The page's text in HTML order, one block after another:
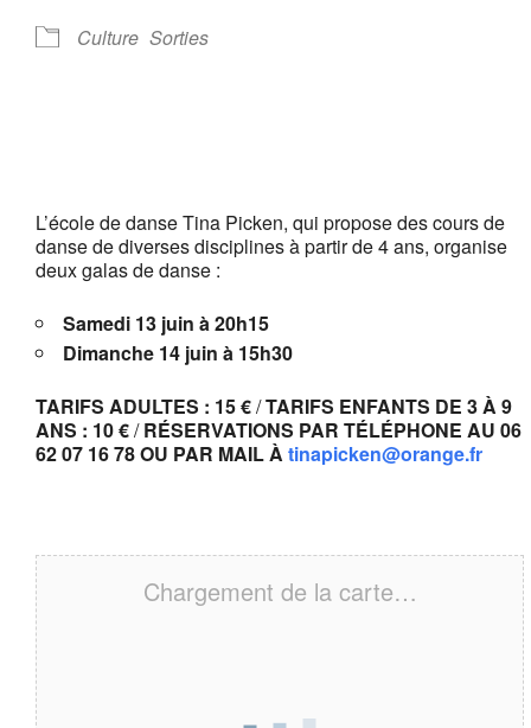
Culture Sorties
L’école de danse Tina Picken, qui propose des cours de
danse de diverses disciplines à partir de 4 ans, organise
deux galas de danse :
Samedi 13 juin à 20h15
Dimanche 14 juin à 15h30
TARIFS ADULTES : 15 €/TARIFS ENFANTS DE 3 À 9
ANS : 10 €/RÉSERVATIONS PAR TÉLÉPHONE AU 06
62 07 16 78 OU PAR MAIL À tinapicken@orange.fr
Chargement de la carte…